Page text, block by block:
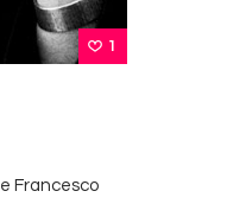
1
e Francesco